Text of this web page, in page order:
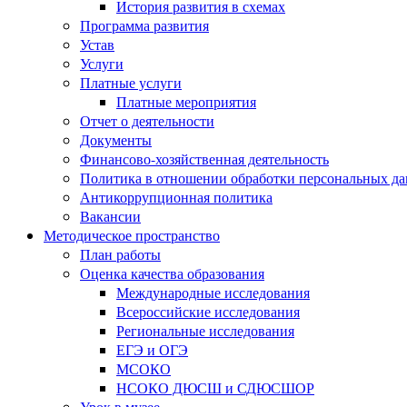
История развития в схемах
Программа развития
Устав
Услуги
Платные услуги
Платные мероприятия
Отчет о деятельности
Документы
Финансово-хозяйственная деятельность
Политика в отношении обработки персональных
Антикоррупционная политика
Вакансии
Методическое пространство
План работы
Оценка качества образования
Международные исследования
Всероссийские исследования
Региональные исследования
ЕГЭ и ОГЭ
МСОКО
НСОКО ДЮСШ и СДЮСШОР